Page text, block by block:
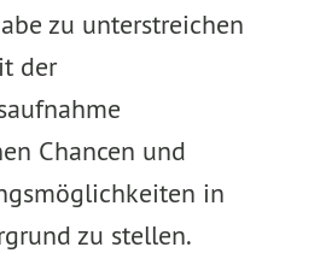
zu unterstreichen
der
Chancen und
in
zu stellen.